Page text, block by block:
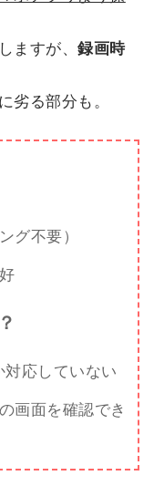
ますが、録画時
劣る部分も。
グ不要）
応していない
画面を確認でき